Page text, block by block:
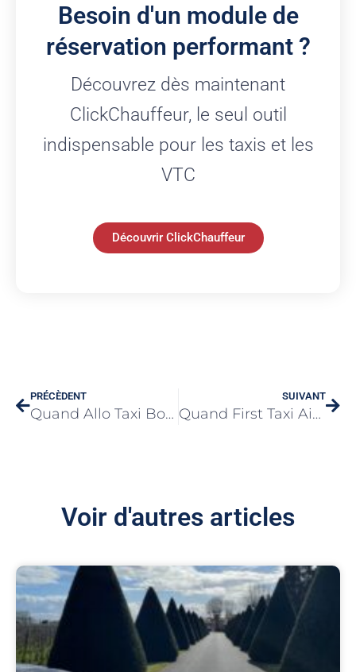
Besoin d'un module de
réservation performant ?
Découvrez dès maintenant
ClickChauffeur, le seul outil
indispensable pour les taxis et les
VTC
Découvrir ClickChauffeur
PRÉCÈDENT
Quand Allo Taxi Bois-le-Roi fait rimer Taxi à Bois-le-Roi avec confort et confiance durable
SUIVANT
Quand First Taxi Aix-Marseille Provence donne au Taxi à Aix-en-Provence une allure de rendez vous maîtrisé
Voir d'autres articles